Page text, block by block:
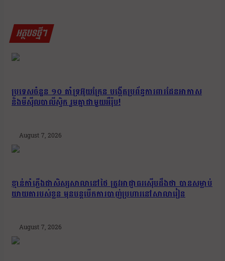
អត្ថបទថ្មីៗ
ប្រទេសចំនួន ១០ គាំទ្រអ៊ុយក្រែន បង្កើតប្រព័ន្ធការពារដែនអាកាស
និងមីស៊ីលបាលីស្ទិក រួមគ្នាជាមួយអឺរ៉ុប!
August 7, 2026
ខ្មាន់កាំភ្លើងជាសិស្សសាលានៅថៃ ត្រូវអាជ្ញាធរស៊ើបដឹងថា បានសម្លាប់
យាយតារបស់ខ្លួន មុនបន្តបើកការបាញ់ប្រហារនៅសាលារៀន
August 7, 2026